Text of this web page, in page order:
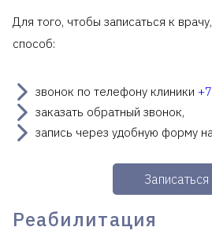
Для того, чтобы записаться к
способ:
звонок по телефону клиники
заказать обратный звонок,
запись через удобную форму
Записаться
Реабилитация